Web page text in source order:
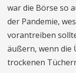
war die Börse so
der Pandemie,
vorantreiben
äußern, wenn die
trockenen